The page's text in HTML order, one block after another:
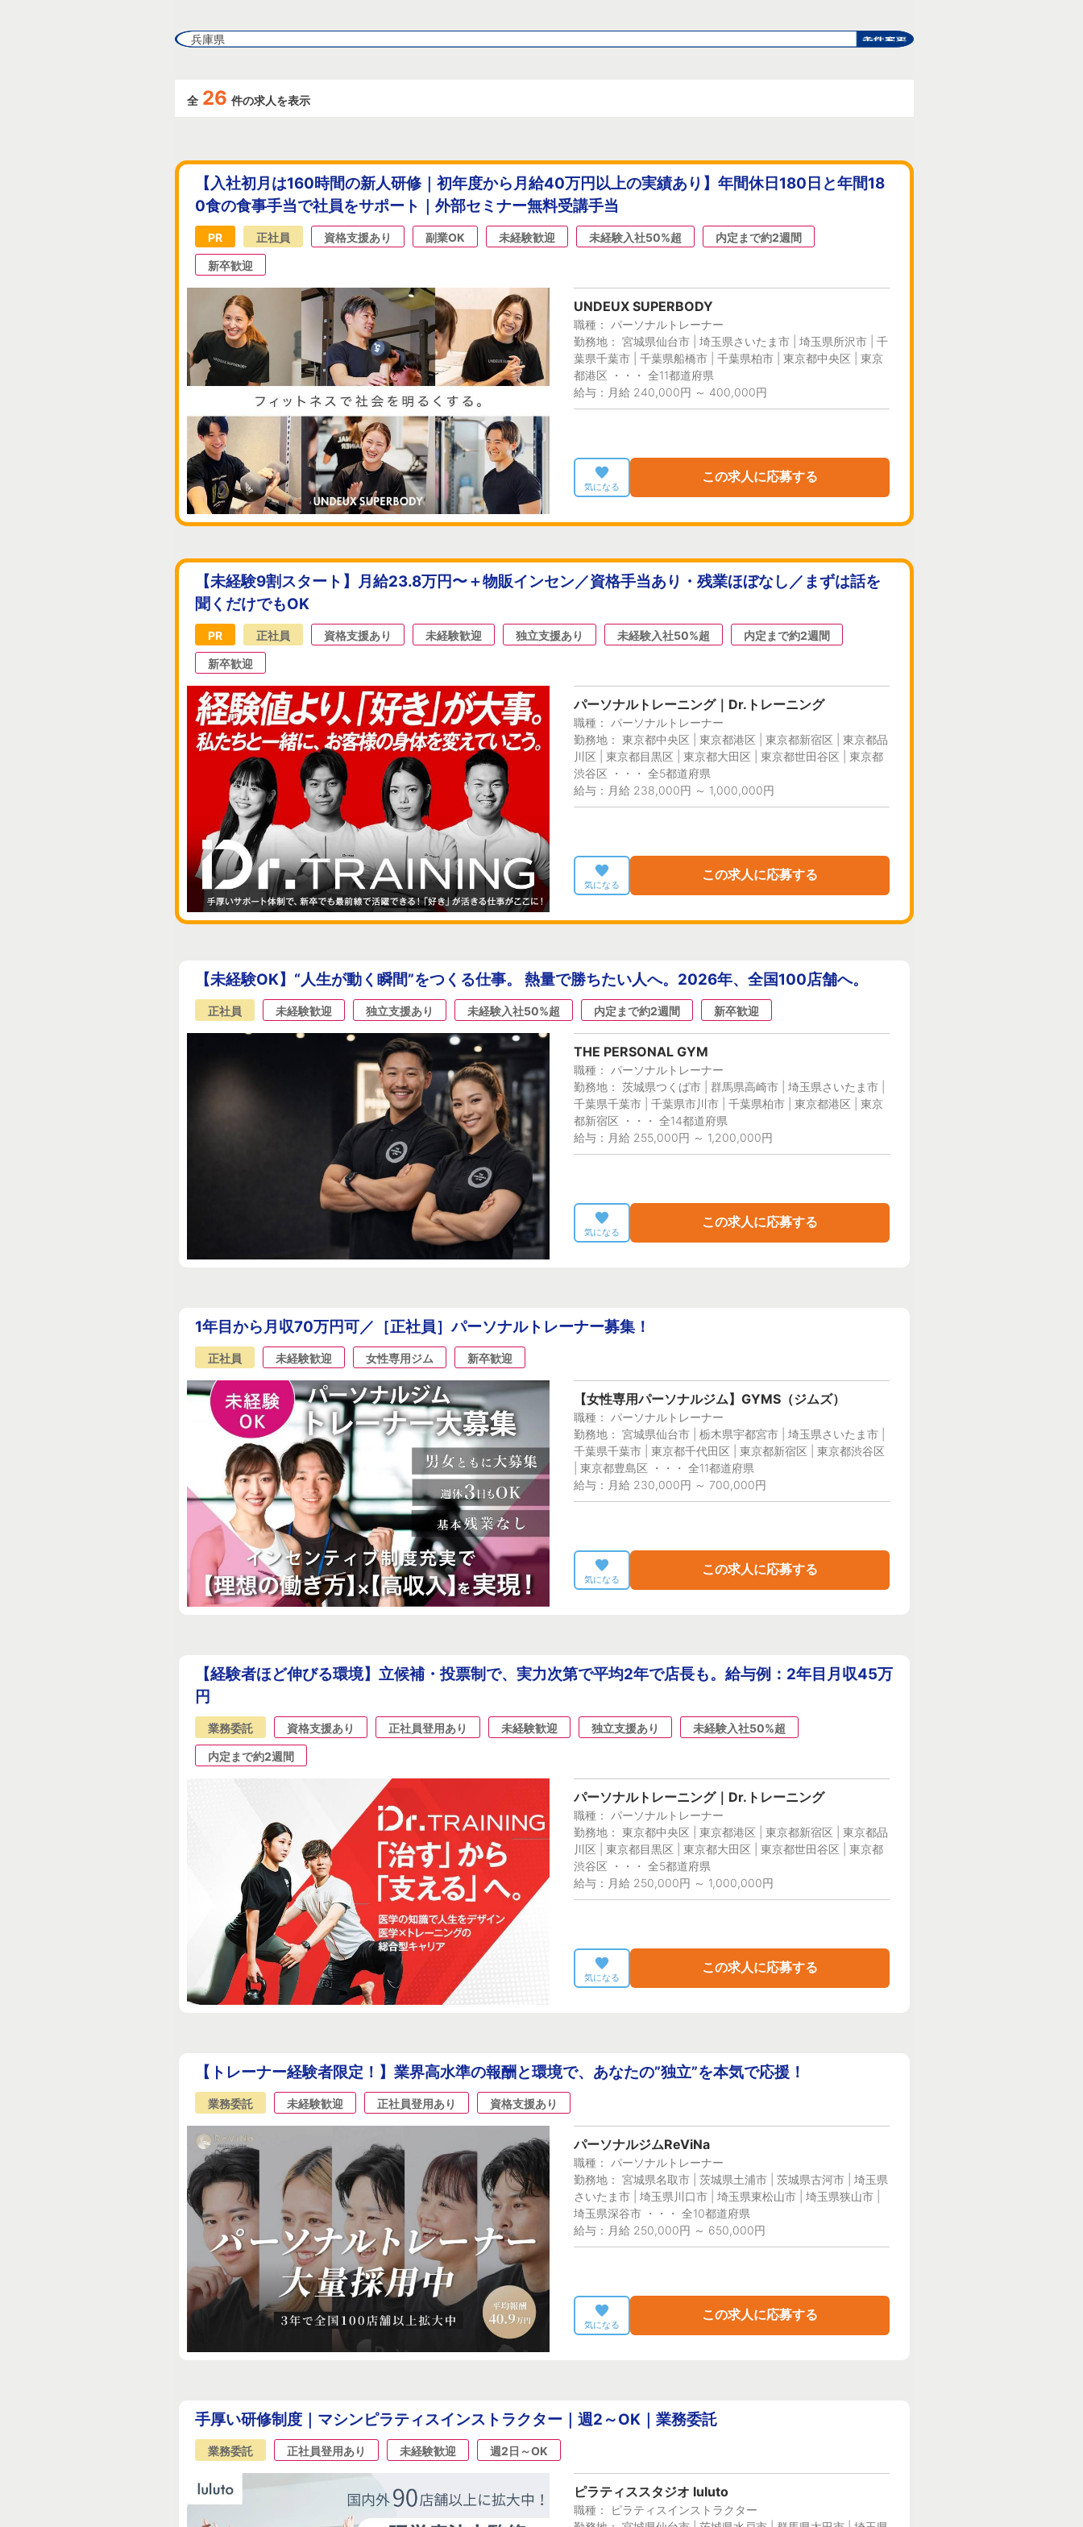
兵庫県
全 26 件の求人を表示
【入社初月は160時間の新人研修｜初年度から月給40万円以上の実績あり】年間休日180日と年間18
0食の食事手当で社員をサポート｜外部セミナー無料受講手当
PR 正社員 資格支援あり 副業OK 未経験歓迎 未経験入社50%超 内定まで約2週間
新卒歓迎
UNDEUX SUPERBODY
職種： パーソナルトレーナー
勤務地： 宮城県仙台市 | 埼玉県さいたま市 | 埼玉県所沢市 | 千
葉県千葉市 | 千葉県船橋市 | 千葉県柏市 | 東京都中央区 | 東京
都港区 ・・・ 全11都道府県
給与：月給 240,000円 ～ 400,000円
気になる
この求人に応募する
【未経験9割スタート】月給23.8万円〜＋物販インセン／資格手当あり・残業ほぼなし／まずは話を
聞くだけでもOK
PR 正社員 資格支援あり 未経験歓迎 独立支援あり 未経験入社50%超 内定まで約2週間
新卒歓迎
パーソナルトレーニング｜Dr.トレーニング
職種： パーソナルトレーナー
勤務地： 東京都中央区 | 東京都港区 | 東京都新宿区 | 東京都品
川区 | 東京都目黒区 | 東京都大田区 | 東京都世田谷区 | 東京都
渋谷区 ・・・ 全5都道府県
給与：月給 238,000円 ～ 1,000,000円
気になる
この求人に応募する
【未経験OK】“人生が動く瞬間”をつくる仕事。 熱量で勝ちたい人へ。2026年、全国100店舗へ。
正社員 未経験歓迎 独立支援あり 未経験入社50%超 内定まで約2週間 新卒歓迎
THE PERSONAL GYM
職種： パーソナルトレーナー
勤務地： 茨城県つくば市 | 群馬県高崎市 | 埼玉県さいたま市 |
千葉県千葉市 | 千葉県市川市 | 千葉県柏市 | 東京都港区 | 東京
都新宿区 ・・・ 全14都道府県
給与：月給 255,000円 ～ 1,200,000円
気になる
この求人に応募する
1年目から月収70万円可／［正社員］パーソナルトレーナー募集！
正社員 未経験歓迎 女性専用ジム 新卒歓迎
【女性専用パーソナルジム】GYMS（ジムズ）
職種： パーソナルトレーナー
勤務地： 宮城県仙台市 | 栃木県宇都宮市 | 埼玉県さいたま市 |
千葉県千葉市 | 東京都千代田区 | 東京都新宿区 | 東京都渋谷区
| 東京都豊島区 ・・・ 全11都道府県
給与：月給 230,000円 ～ 700,000円
気になる
この求人に応募する
【経験者ほど伸びる環境】立候補・投票制で、実力次第で平均2年で店長も。給与例：2年目月収45万
円
業務委託 資格支援あり 正社員登用あり 未経験歓迎 独立支援あり 未経験入社50%超
内定まで約2週間
パーソナルトレーニング｜Dr.トレーニング
職種： パーソナルトレーナー
勤務地： 東京都中央区 | 東京都港区 | 東京都新宿区 | 東京都品
川区 | 東京都目黒区 | 東京都大田区 | 東京都世田谷区 | 東京都
渋谷区 ・・・ 全5都道府県
給与：月給 250,000円 ～ 1,000,000円
気になる
この求人に応募する
【トレーナー経験者限定！】業界高水準の報酬と環境で、あなたの”独立”を本気で応援！
業務委託 未経験歓迎 正社員登用あり 資格支援あり
パーソナルジムReViNa
職種： パーソナルトレーナー
勤務地： 宮城県名取市 | 茨城県土浦市 | 茨城県古河市 | 埼玉県
さいたま市 | 埼玉県川口市 | 埼玉県東松山市 | 埼玉県狭山市 |
埼玉県深谷市 ・・・ 全10都道府県
給与：月給 250,000円 ～ 650,000円
気になる
この求人に応募する
手厚い研修制度｜マシンピラティスインストラクター｜週2～OK｜業務委託
業務委託 正社員登用あり 未経験歓迎 週2日～OK
ピラティススタジオ luluto
職種： ピラティスインストラクター